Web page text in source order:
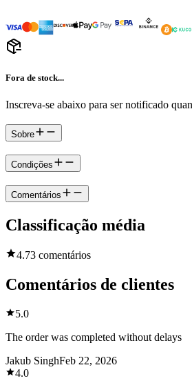
Fora de stock...
Inscreva-se abaixo para ser notificado
Sobre
Condições
Comentários
Classificação média
4.73 comentários
Comentários de clientes
5.0
The order was completed without delays
Jakub SinghFeb 22, 2026
4.0